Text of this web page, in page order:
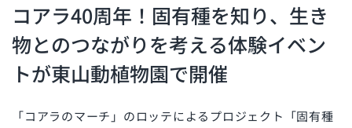
コアラ40周年！固有種を知り、生き
物とのつながりを考える体験イベン
トが東山動植物園で開催
「コアラのマーチ」のロッテによるプロジェクト「固有種